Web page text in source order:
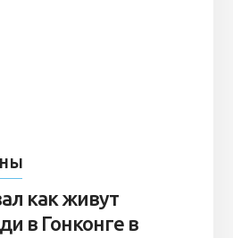
как живут
в Гонконге в